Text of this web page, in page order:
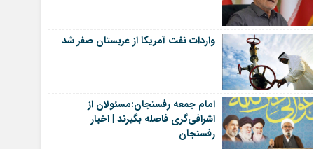
واردات نفت آمریکا از عربستان صفر شد
امام جمعه رفسنجان:مسئولان از
اشرافی‌گری فاصله بگیرند | اخبار
رفسنجان